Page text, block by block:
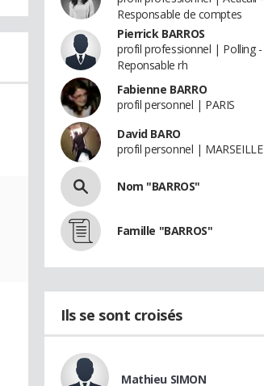
Responsable de comptes
Pierrick BARROS
profil professionnel | Polling -
Reponsable rh
Fabienne BARRO
profil personnel | PARIS
David BARO
profil personnel | MARSEILLE
Nom "BARROS"
Famille "BARROS"
Ils se sont croisés
Mathieu SIMON